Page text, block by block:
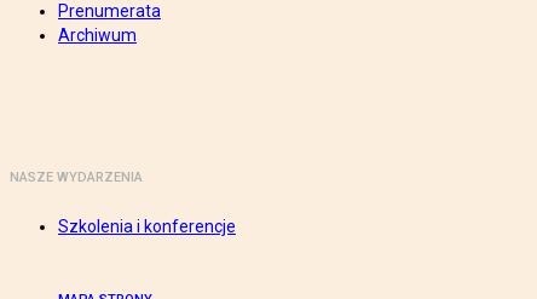
Prenumerata
Archiwum
NASZE WYDARZENIA
Szkolenia i konferencje